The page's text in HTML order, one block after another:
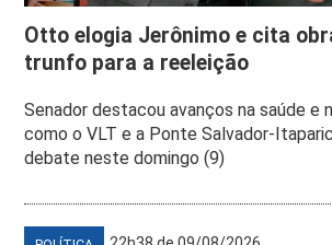
Otto elogia Jerônimo e cita
trunfo para a reeleição
Senador destacou avanços na saúde e
como o VLT e a Ponte Salvador-
debate neste domingo (9)